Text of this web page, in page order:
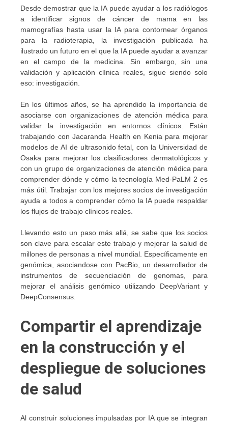
Desde demostrar que la IA puede ayudar a los radiólogos
a identificar signos de cáncer de mama en las
mamografías hasta usar la IA para contornear órganos
para la radioterapia, la investigación publicada ha
ilustrado un futuro en el que la IA puede ayudar a avanzar
en el campo de la medicina. Sin embargo, sin una
validación y aplicación clínica reales, sigue siendo solo
eso: investigación.
En los últimos años, se ha aprendido la importancia de
asociarse con organizaciones de atención médica para
validar la investigación en entornos clínicos. Están
trabajando con Jacaranda Health en Kenia para mejorar
modelos de AI de ultrasonido fetal, con la Universidad de
Osaka para mejorar los clasificadores dermatológicos y
con un grupo de organizaciones de atención médica para
comprender dónde y cómo la tecnología Med-PaLM 2 es
más útil. Trabajar con los mejores socios de investigación
ayuda a todos a comprender cómo la IA puede respaldar
los flujos de trabajo clínicos reales.
Llevando esto un paso más allá, se sabe que los socios
son clave para escalar este trabajo y mejorar la salud de
millones de personas a nivel mundial. Específicamente en
genómica, asociandose con PacBio, un desarrollador de
instrumentos de secuenciación de genomas, para
mejorar el análisis genómico utilizando DeepVariant y
DeepConsensus.
Compartir el aprendizaje
en la construcción y el
despliegue de soluciones
de salud
Al construir soluciones impulsadas por IA que se integran